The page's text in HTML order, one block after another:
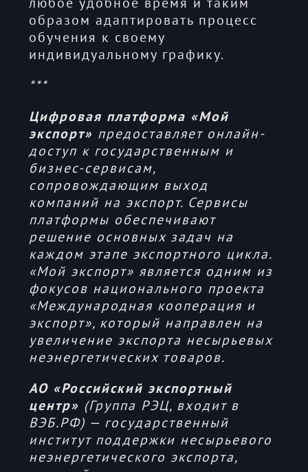
образом адаптировать процесс
обучения к своему
индивидуальному графику.
***
Цифровая платформа «Мой
экспорт» предоставляет онлайн-
доступ к государственным и
бизнес-сервисам,
сопровождающим выход
компаний на экспорт. Сервисы
платформы обеспечивают
решение основных задач на
каждом этапе экспортного цикла.
«Мой экспорт» является одним из
фокусов национального проекта
«Международная кооперация и
экспорт», который направлен на
увеличение экспорта несырьевых
неэнергетических товаров.
АО «Российский экспортный
центр» (Группа РЭЦ, входит в
ВЭБ.РФ) — государственный
институт поддержки несырьевого
неэнергетического экспорта,